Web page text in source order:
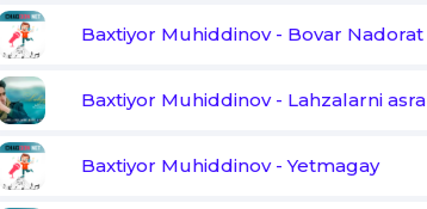
Baxtiyor Muhiddinov- Bovar Nadorat
Baxtiyor Muhiddinov- Lahzalarni asra
Baxtiyor Muhiddinov-Yetmagay